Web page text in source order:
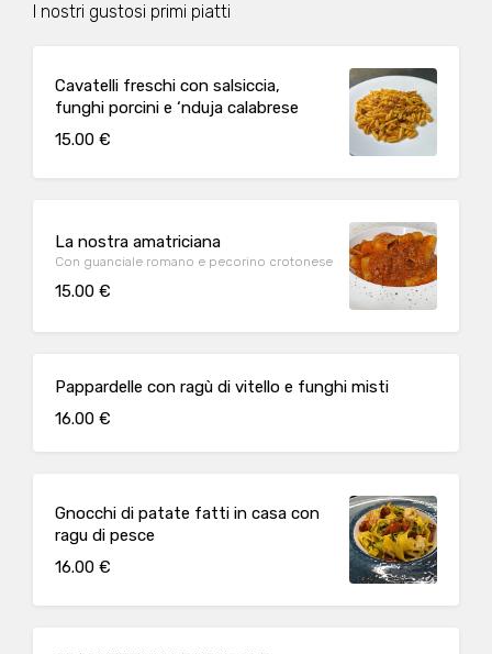
I nostri gustosi primi piatti
Cavatelli freschi con salsiccia,
funghi porcini e ‘nduja calabrese
15.00 €
La nostra amatriciana
Con guanciale romano e pecorino crotonese
15.00 €
Pappardelle con ragù di vitello e funghi misti
16.00 €
Gnocchi di patate fatti in casa con
ragu di pesce
16.00 €